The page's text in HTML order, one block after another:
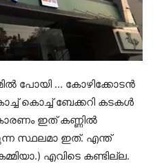
പോയി … കോഴിക്കോടൻ
കൊച്ച് ബേക്കറി കടകൾ
ഇത് കണ്ണിൽ
സ്ഥലമാ ഇത്. എന്ത്
എവിടെ കണ്ടില്ല.